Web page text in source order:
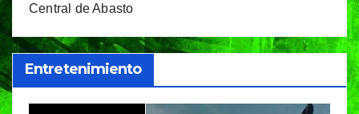
Central de Abasto
Entretenimiento